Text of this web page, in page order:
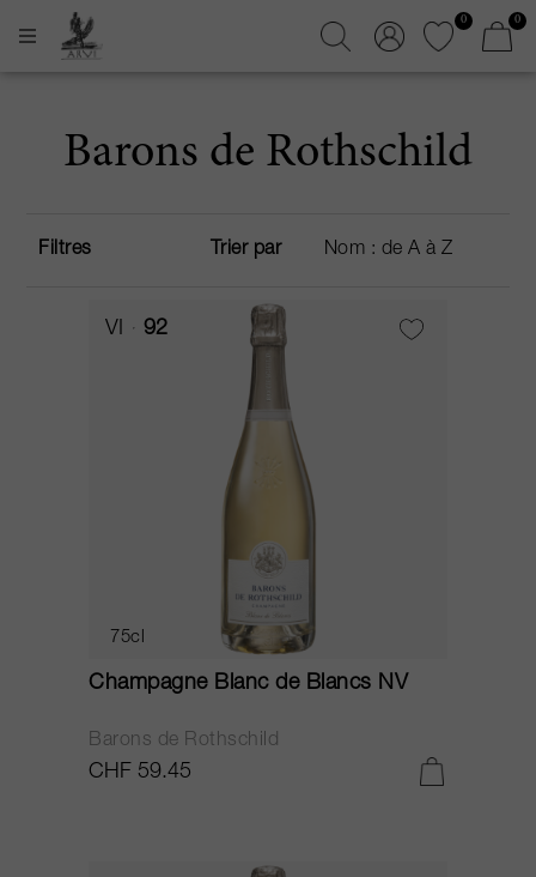
0 0
Barons de Rothschild
Filtres Trier par
VI 92
75cl
Champagne Blanc de Blancs NV
Barons de Rothschild
CHF 59.45